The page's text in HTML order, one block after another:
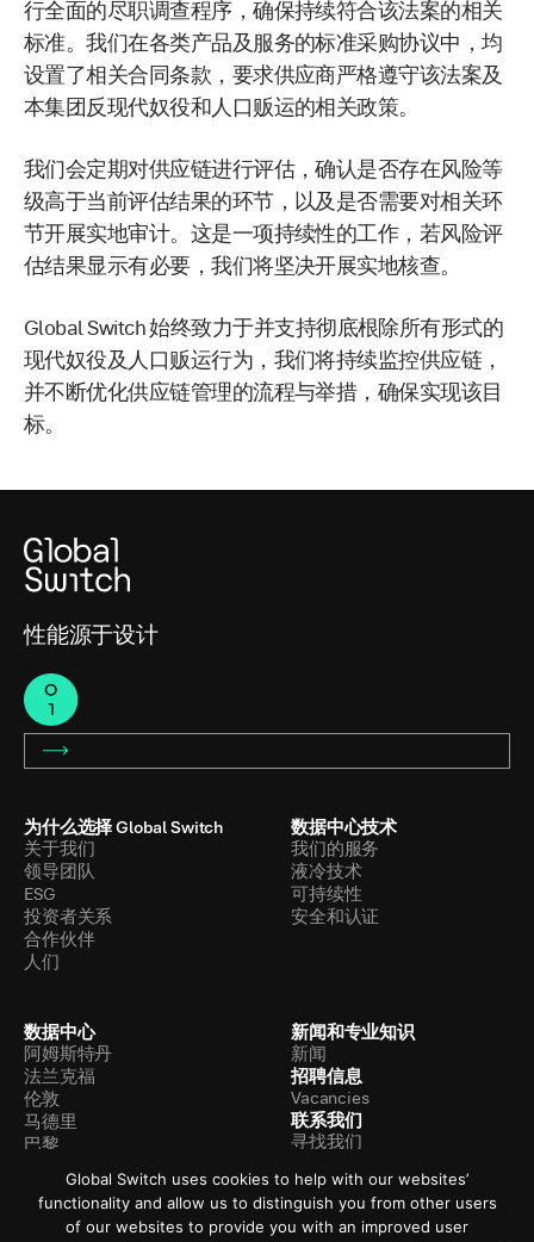
行全面的尽职调查程序，确保持续符合该法案的相关
标准。我们在各类产品及服务的标准采购协议中，均
设置了相关合同条款，要求供应商严格遵守该法案及
本集团反现代奴役和人口贩运的相关政策。
我们会定期对供应链进行评估，确认是否存在风险等
级高于当前评估结果的环节，以及是否需要对相关环
节开展实地审计。这是一项持续性的工作，若风险评
估结果显示有必要，我们将坚决开展实地核查。
Global Switch 始终致力于并支持彻底根除所有形式的
现代奴役及人口贩运行为，我们将持续监控供应链，
并不断优化供应链管理的流程与举措，确保实现该目
标。
性能源于设计
为什么选择 Global Switch
关于我们
领导团队
ESG
投资者关系
合作伙伴
人们
数据中心技术
我们的服务
液冷技术
可持续性
安全和认证
数据中心
阿姆斯特丹
法兰克福
伦敦
马德里
巴黎
新加坡
新闻和专业知识
新闻
招聘信息
Vacancies
联系我们
寻找我们
Global Switch uses cookies to help with our websites’
functionality and allow us to distinguish you from other users
of our websites to provide you with an improved user